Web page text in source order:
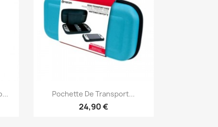
Aperçu rapide
Pochette De Transport...
24,90 €